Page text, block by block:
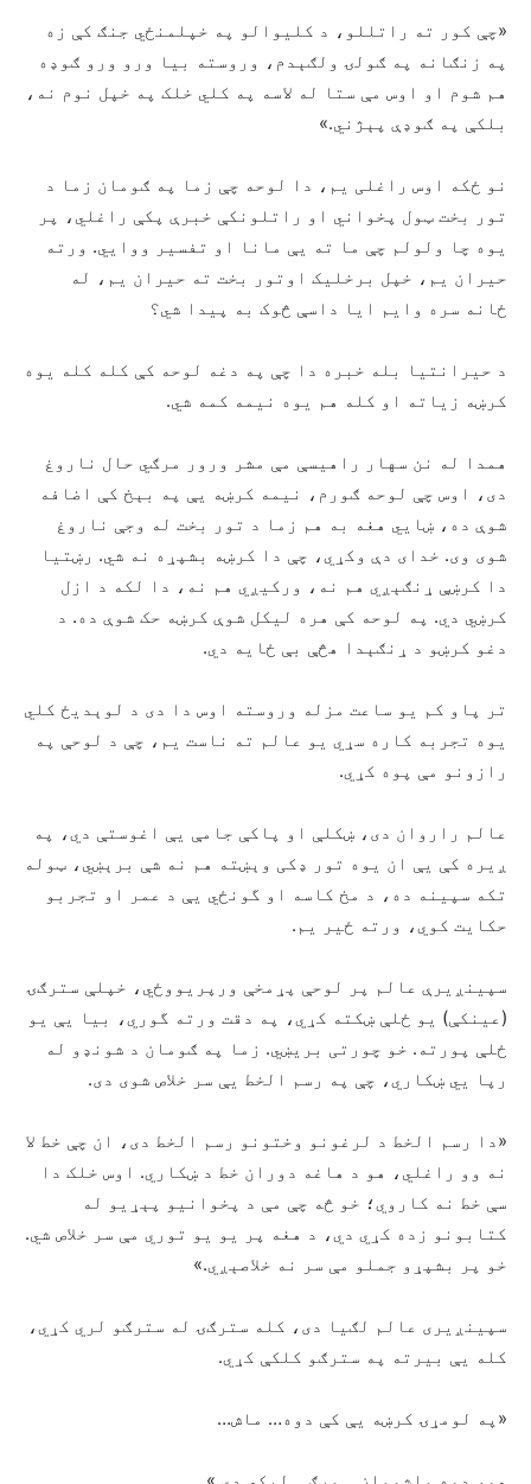
«چې کور ته راتللو، د کلیوالو په خپلمنځي جنګ کې زه
په زنګانه په ګولۍ ولګېدم، وروسته بیا ورو ورو ګوډه
هم شوم او اوس مې ستا له لاسه په کلي خلک په خپل نوم نه،
بلکې په ګوډې پېژني.»
نو ځکه اوس راغلی یم، دا لوحه چې زما په ګومان زما د
تور بخت ټول پخواني او راتلونکې خبرې پکې راغلي، پر
یوه چا ولولم چې ما ته يې مانا او تفسیر ووايي. ورته
حيران يم، خپل برخليک اوتور بخت ته حيران يم، له
ځانه سره وايم ايا داسې څوک به پيدا شي؟
د حیرانتیا بله خبره دا چې په دغه لوحه کې کله کله یوه
کرښه زیاته او کله هم یوه نیمه کمه شي.
همدا له نن سهار راهيسې مې مشر ورور مرګي حال ناروغ
دی، اوس چې لوحه ګورم، نیمه کرښه يې په بېخ کې اضافه
شوې ده، ښايي هغه به هم زما د تور بخت له وجې ناروغ
شوی وی. خداى دې وکړي، چې دا کرښه بشپړه نه شي. رښتیا
دا کرښې ړنګېږي هم نه، ورکيږي هم نه، دا لکه د ازل
کرښي دي. په لوحه کې هره لیکل شوې کرښه حک شوې ده. د
دغو کرښو د ړنګېدا هڅې بې ځایه دي.
تر پاو کم یو ساعت مزله وروسته اوس دا دى د لوېديځ کلي
یوه تجربه کاره سړي يو عالم ته ناست یم، چې د لوحې په
رازونو مې پوه کړي.
عالم راروان دی، ښکلې او پاکې جامې يې اغوستې دي، په
ږيره کې يې ان یوه تور ډکی وېښته هم نه شې برېښي، ټوله
تکه سپينه ده، د مخ کاسه او گونځي يې د عمر او تجربو
حکايت کوي، ورته ځیر يم.
سپينږيرې عالم پر لوحې پړمخې ورپريووځي، خپلې سترګۍ
(عینکې) یو ځلې ښکته کړي، په دقت ورته گوري، بيا يې یو
ځلې پورته. خو چورتی بريښي. زما په ګومان د شونډو له
رپا يي ښکاري، چې په رسم الخط يې سر خلاص شوی دى.
«دا رسم الخط د لرغونو وختونو رسم الخط دی، ان چې خط لا
نه وو راغلي، هو د هاغه دوران خط د ښکاري. اوس خلک دا
سې خط نه کاروي؛ خو څه چې مې د پخوانیو پېړيو له
کتابونو زده کړي دي، د هغه پر یو یو توري مې سر خلاص شي.
خو پر بشپړو جملو مې سر نه خلاصېږي.»
سپينږيرى عالم لګیا دی، کله سترګۍ له سترګو لري کړي،
کله یې بیرته په سترګو کلکې کړي.
«په لومړۍ کرښه يې کې دوه… ماش…